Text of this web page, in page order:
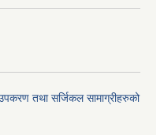
तथा सर्जिकल सामाग्रीहरुको